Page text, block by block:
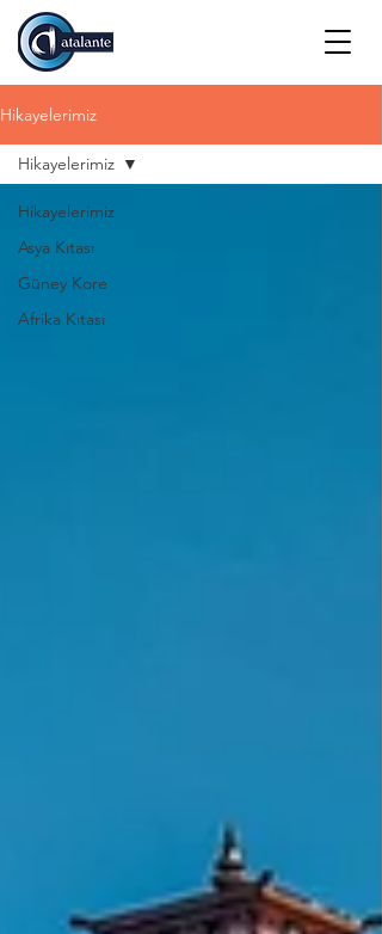
Hikayelerimiz
Hikayelerimiz
Asya Kıtası
Güney Kore
Afrika Kıtası
Hikayelerimiz